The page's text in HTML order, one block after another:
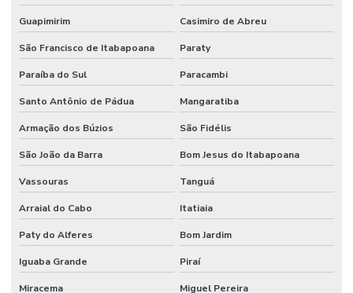
Guapimirim Casimiro de Abreu
São Francisco de Itabapoana Paraty
Paraíba do Sul Paracambi
Santo Antônio de Pádua Mangaratiba
Armação dos Búzios São Fidélis
São João da Barra Bom Jesus do Itabapoana
Vassouras Tanguá
Arraial do Cabo Itatiaia
Paty do Alferes Bom Jardim
Iguaba Grande Piraí
Miracema Miguel Pereira